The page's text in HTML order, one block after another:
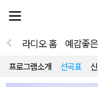
전
체
뉴
열
라디오 홈 예감좋
프로그램소개 선곡표